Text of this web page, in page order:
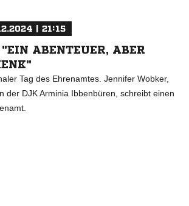
| 21:15
ABENTEUER, ABER
Tag des Ehrenamtes. Jennifer Wobker,
der DJK Arminia Ibbenbüren, schreibt einen